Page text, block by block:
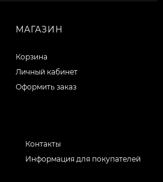
МАГАЗИН
Корзина
Личный кабинет
Оформить заказ
Контакты
Информация для покупателей